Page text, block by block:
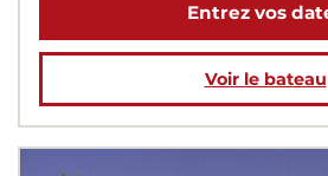
Entrez vos
Voir le bateau